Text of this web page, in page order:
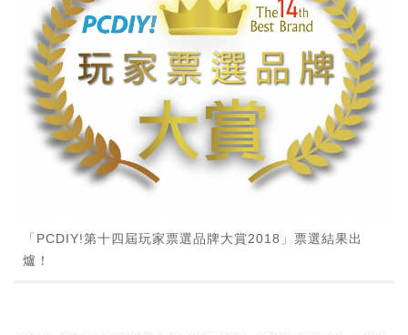
「PCDIY!第十四屆玩家票選品牌大賞2018」票選結果出
爐！